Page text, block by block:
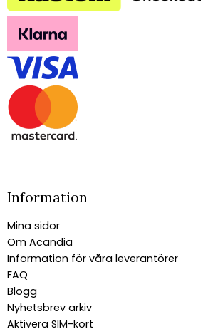
Information
Mina sidor
Om Acandia
Information för våra leverantörer
FAQ
Blogg
Nyhetsbrev arkiv
Aktivera SIM-kort